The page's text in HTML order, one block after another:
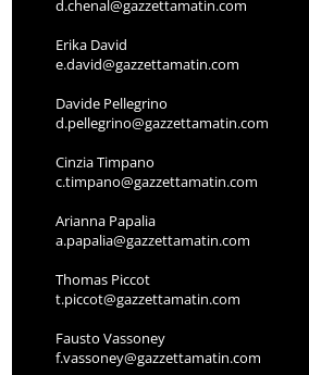
d.chenal@gazzettamatin.com
Erika David
e.david@gazzettamatin.com
Davide Pellegrino
d.pellegrino@gazzettamatin.com
Cinzia Timpano
c.timpano@gazzettamatin.com
Arianna Papalia
a.papalia@gazzettamatin.com
Thomas Piccot
t.piccot@gazzettamatin.com
Fausto Vassoney
f.vassoney@gazzettamatin.com